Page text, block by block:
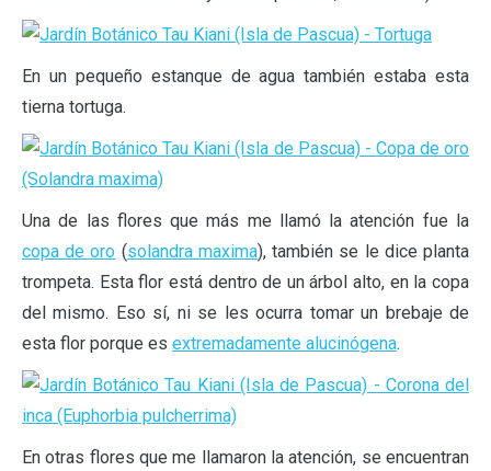
En un pequeño estanque de agua también estaba esta
tierna tortuga.
Una de las flores que más me llamó la atención fue la
copa de oro (solandra maxima), también se le dice planta
trompeta. Esta flor está dentro de un árbol alto, en la copa
del mismo. Eso sí, ni se les ocurra tomar un brebaje de
esta flor porque es extremadamente alucinógena.
En otras flores que me llamaron la atención, se encuentran